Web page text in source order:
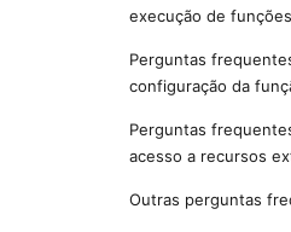
execução de funções
Perguntas
configuração da
Perguntas
acesso a recursos
Outras perguntas